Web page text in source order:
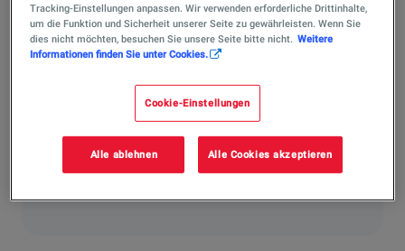
diesem Prozess keinerlei Abgase entstehen, ist sie eine
der saubersten und wichtigsten erneuerbaren
Energiequellen unserer Zeit.
Hat Ihnen die Antwort weitergeholfen?
Tracking-Einstellungen anpassen. Wir verwenden erforderliche Drittinhalte,
um die Funktion und Sicherheit unserer Seite zu gewährleisten. Wenn Sie
dies nicht möchten, besuchen Sie unsere Seite bitte nicht. Weitere
Informationen finden Sie unter Cookies.
Cookie-Einstellungen
Alle ablehnen Alle Cookies akzeptieren